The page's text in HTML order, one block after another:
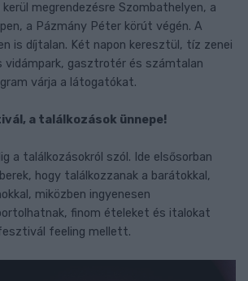
megrendezésre Szombathelyen, a
a Pázmány Péter körút végén. A
is díjtalan. Két napon keresztül, tíz zenei
vidámpark, gasztrotér és számtalan
várja a látogatókat.
a találkozások ünnepe!
a találkozásokról szól. Ide elsősorban
hogy találkozzanak a barátokkal,
miközben ingyenesen
finom ételeket és italokat
feeling mellett.